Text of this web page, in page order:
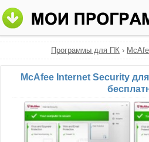
Программы для ПК ›
McAfee Internet Security